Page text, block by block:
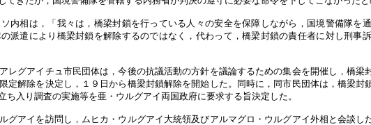
内相は，「我々は，橋梁封鎖を行っている人々の安全を保障しながら，国境警備隊を
派遣により橋梁封鎖を解除するのではなく，代わって，橋梁封鎖の責任者に対し刑事
レグアイチュ市民団体は，今後の抗議活動の方針を議論するための集会を開催し，橋
定解除を決定し，１９日から橋梁封鎖解除を開始した。同時に，同市民団体は，橋梁
入り調査の実施等を亜・ウルグアイ両国政府に要求する旨決定した。
グアイを訪問し，ムヒカ・ウルグアイ大統領及びアルマグロ・ウルグアイ外相と会談